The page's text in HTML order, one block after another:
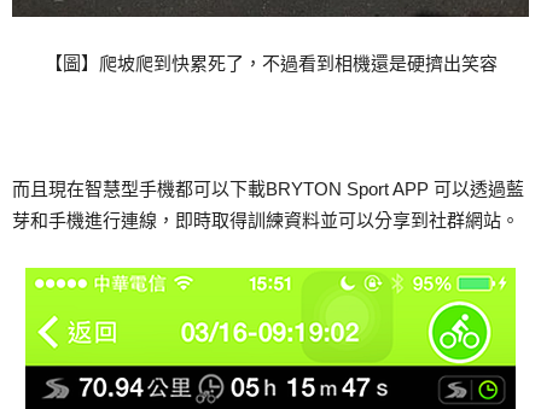
【圖】爬坡爬到快累死了，不過看到相機還是硬擠出笑容
而且現在智慧型手機都可以下載BRYTON Sport APP 可以透過藍
芽和手機進行連線，即時取得訓練資料並可以分享到社群網站。